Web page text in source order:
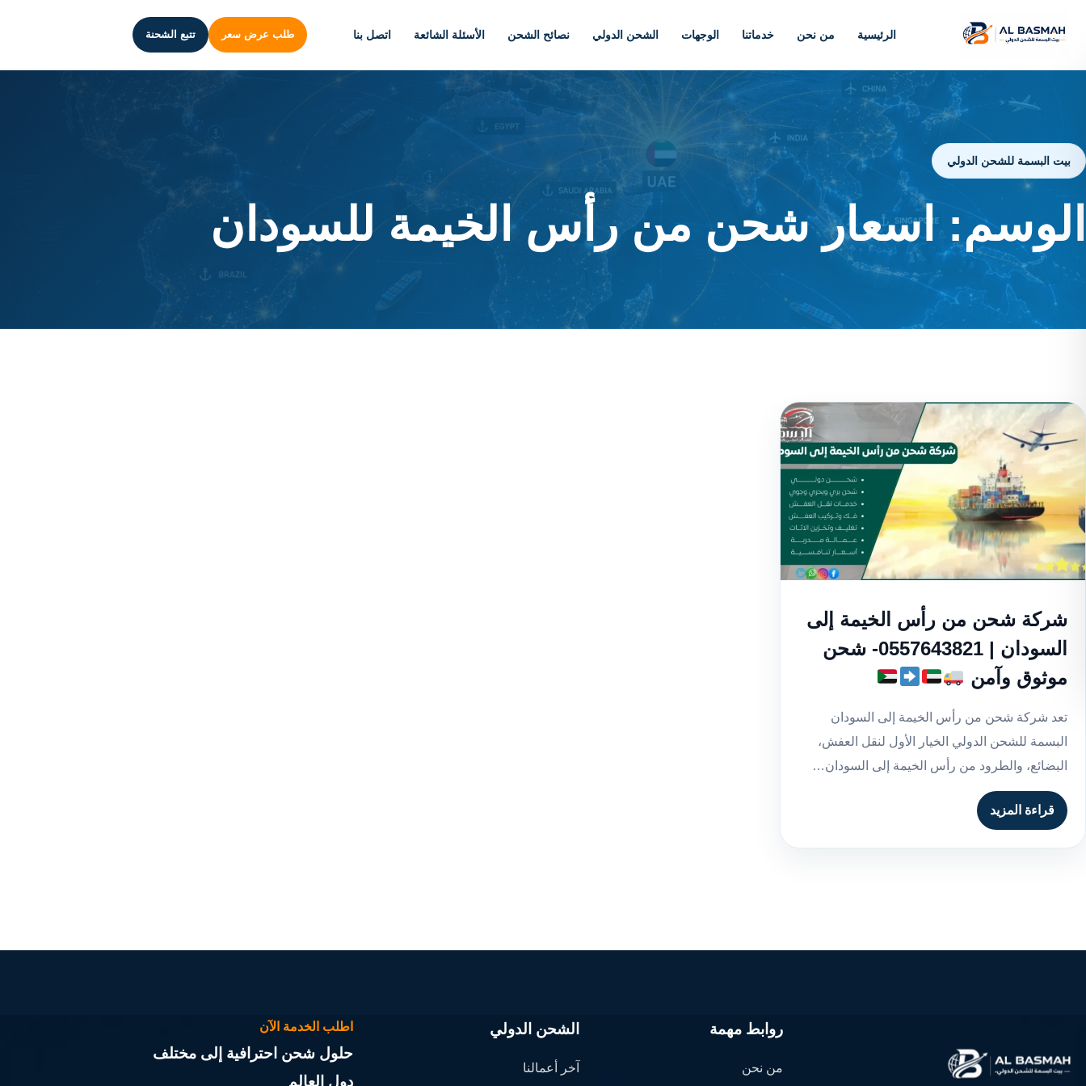
الرئيسية من نحن خدماتنا الوجهات الشحن الدولي نصائح الشحن الأسئلة الشائعة اتصل بنا طلب عرض سعر تتبع الشحنة
بيت البسمة للشحن الدولي
الوسم:اسعار شحن من رأس الخيمة للسودان
شركة شحن من رأس الخيمة إلى
السودان | 0557643821- شحن
موثوق وآمن
تعد شركة شحن من رأس الخيمة إلى السودان
البسمة للشحن الدولي الخيار الأول لنقل العفش،
البضائع، والطرود من رأس الخيمة إلى السودان…
قراءة المزيد
روابط مهمة
من نحن
الشحن الدولي
آخر أعمالنا
اطلب الخدمة الآن
حلول شحن احترافية إلى مختلف
دول العالم